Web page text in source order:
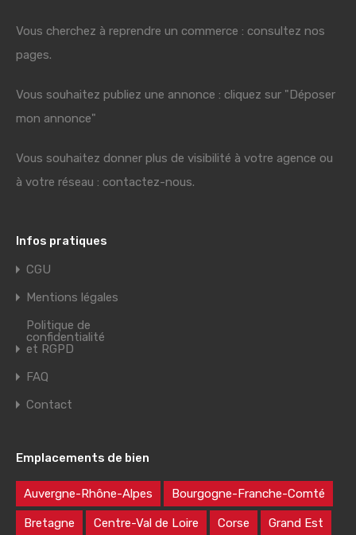
Vous cherchez à reprendre un commerce : consultez nos
pages.
Vous souhaitez publiez une annonce : cliquez sur "Déposer
mon annonce"
Vous souhaitez donner plus de visibilité à votre agence ou
à votre réseau : contactez-nous.
Infos pratiques
CGU
Mentions légales
Politique de
confidentialité
et RGPD
FAQ
Contact
Emplacements de bien
Auvergne-Rhône-Alpes Bourgogne-Franche-Comté
Bretagne Centre-Val de Loire Corse Grand Est